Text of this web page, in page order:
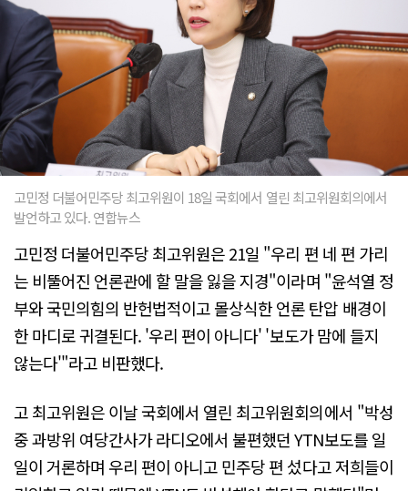
고민정 더불어민주당 최고위원이 18일 국회에서 열린 최고위원회의에서
발언하고 있다. 연합뉴스
고민정 더불어민주당 최고위원은 21일 "우리 편 네 편 가리
는 비뚤어진 언론관에 할 말을 잃을 지경"이라며 "윤석열 정
부와 국민의힘의 반헌법적이고 몰상식한 언론 탄압 배경이
한 마디로 귀결된다. '우리 편이 아니다' '보도가 맘에 들지
않는다'"라고 비판했다.
고 최고위원은 이날 국회에서 열린 최고위원회의에서 "박성
중 과방위 여당간사가 라디오에서 불편했던 YTN보도를 일
일이 거론하며 우리 편이 아니고 민주당 편 섰다고 저희들이